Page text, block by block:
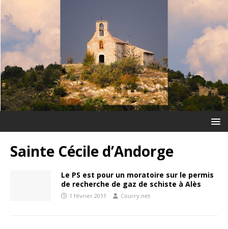
Sainte Cécile d’Andorge
Le PS est pour un moratoire sur le permis
de recherche de gaz de schiste à Alès
1 février 2011 Courry.net